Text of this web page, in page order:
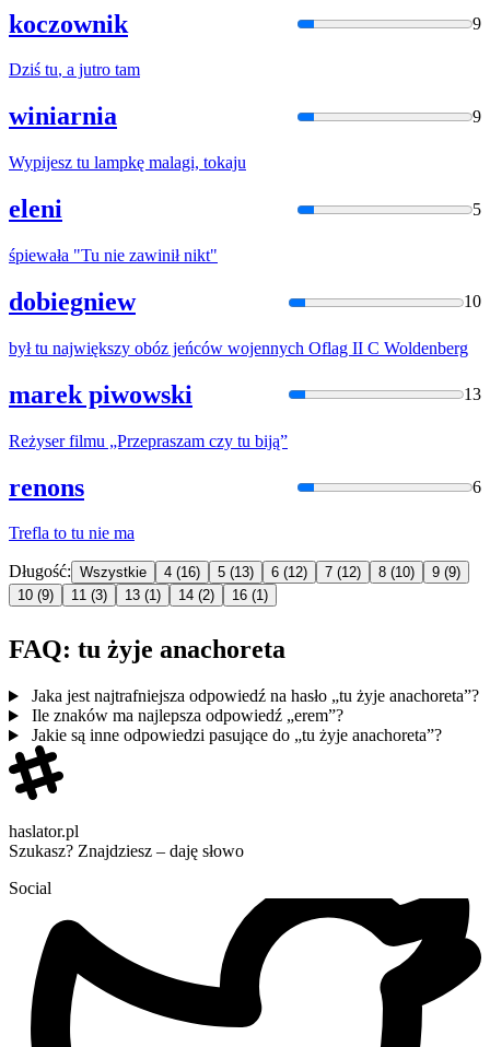
koczownik 9
Dziś tu, a jutro tam
winiarnia 9
Wypijesz tu lampkę malagi, tokaju
eleni 5
śpiewała "Tu nie zawinił nikt"
dobiegniew 10
byłtu największy obóz jeńców wojennych Oflag II C Woldenberg
marek piwowski 13
Reżyser filmu „Przepraszam czy tu biją”
renons 6
Trefla to tu nie ma
Długość: Wszystkie 4 (16) 5 (13) 6 (12) 7 (12) 8 (10) 9 (9)
10 (9) 11 (3) 13 (1) 14 (2) 16 (1)
FAQ: tu żyje anachoreta
Jaka jest najtrafniejsza odpowiedź na hasło „tu żyje anachoreta”?
Ile znaków ma najlepsza odpowiedź „erem”?
Jakie są inne odpowiedzi pasujące do „tu żyje anachoreta”?
haslator.pl
Szukasz? Znajdziesz – daję słowo
Social